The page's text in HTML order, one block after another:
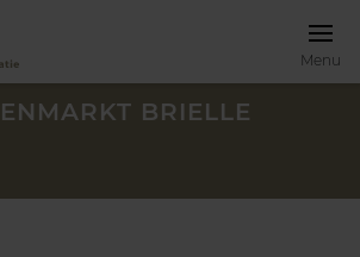
Menu
BRIELLE